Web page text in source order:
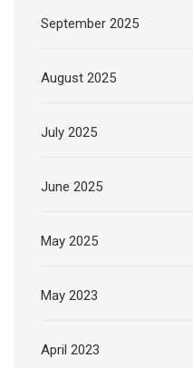
September 2025
August 2025
July 2025
June 2025
May 2025
May 2023
April 2023